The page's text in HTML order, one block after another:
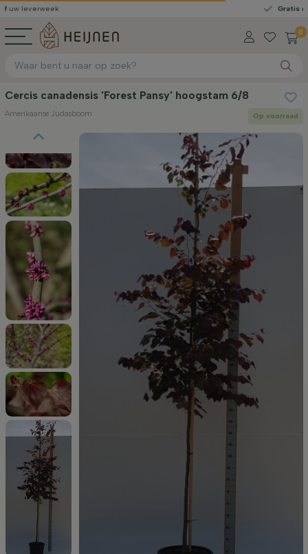
Gratis geleverd
0
Cercis canadensis 'Forest Pansy' hoogstam 6/8
Amerikaanse Judasboom Op voorraad